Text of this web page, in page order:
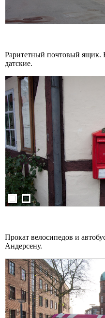
Раритетный почтовый ящик.
датские.
Прокат велосипедов и
Андерсену.